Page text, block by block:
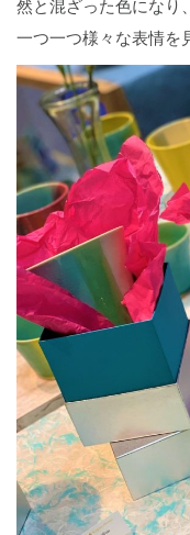
然と混ざった色になり、
一つ一つ様々な表情を